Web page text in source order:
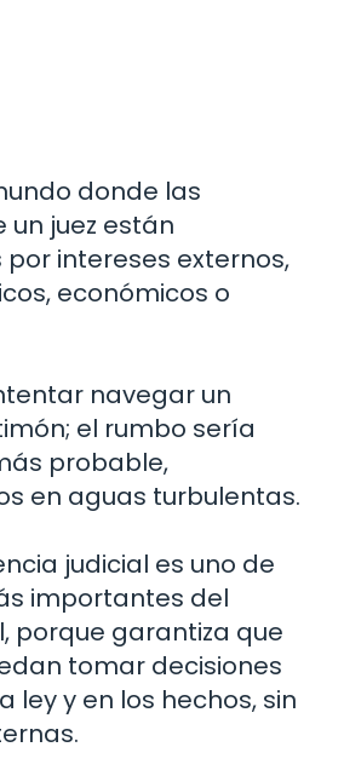
donde las
un juez están
intereses externos,
económicos o
navegar un
el rumbo sería
probable,
en aguas turbulentas.
judicial es uno de
importantes del
porque garantiza que
tomar decisiones
ley y en los hechos, sin